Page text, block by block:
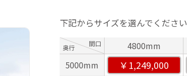
下記からサイズを選んでください
奥行 間口 4800mm
5000mm
￥1,249,000